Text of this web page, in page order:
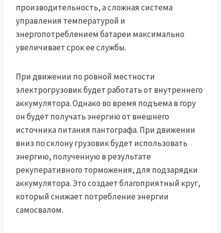
производительность, а сложная система
управления температурой и
энергопотреблением батареи максимально
увеличивает срок ее службы.
При движении по ровной местности
электрогрузовик будет работать от внутреннего
аккумулятора. Однако во время подъема в гору
он будет получать энергию от внешнего
источника питания пантографа. При движении
вниз по склону грузовик будет использовать
энергию, полученную в результате
рекуперативного торможения, для подзарядки
аккумулятора. Это создает благоприятный круг,
который снижает потребление энергии
самосвалом.